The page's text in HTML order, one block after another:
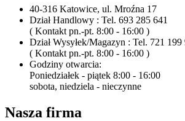
40-316 Katowice, ul. Mroźna 17
Dział Handlowy : Tel. 693 285 641
( Kontakt pn.-pt. 8:00 - 16:00 )
Dział Wysyłek/Magazyn : Tel. 721 199
( Kontakt pn.-pt. 8:00 - 16:00 )
Godziny otwarcia:
Poniedziałek - piątek 8:00 - 16:00
sobota, niedziela - nieczynne
Nasza firma